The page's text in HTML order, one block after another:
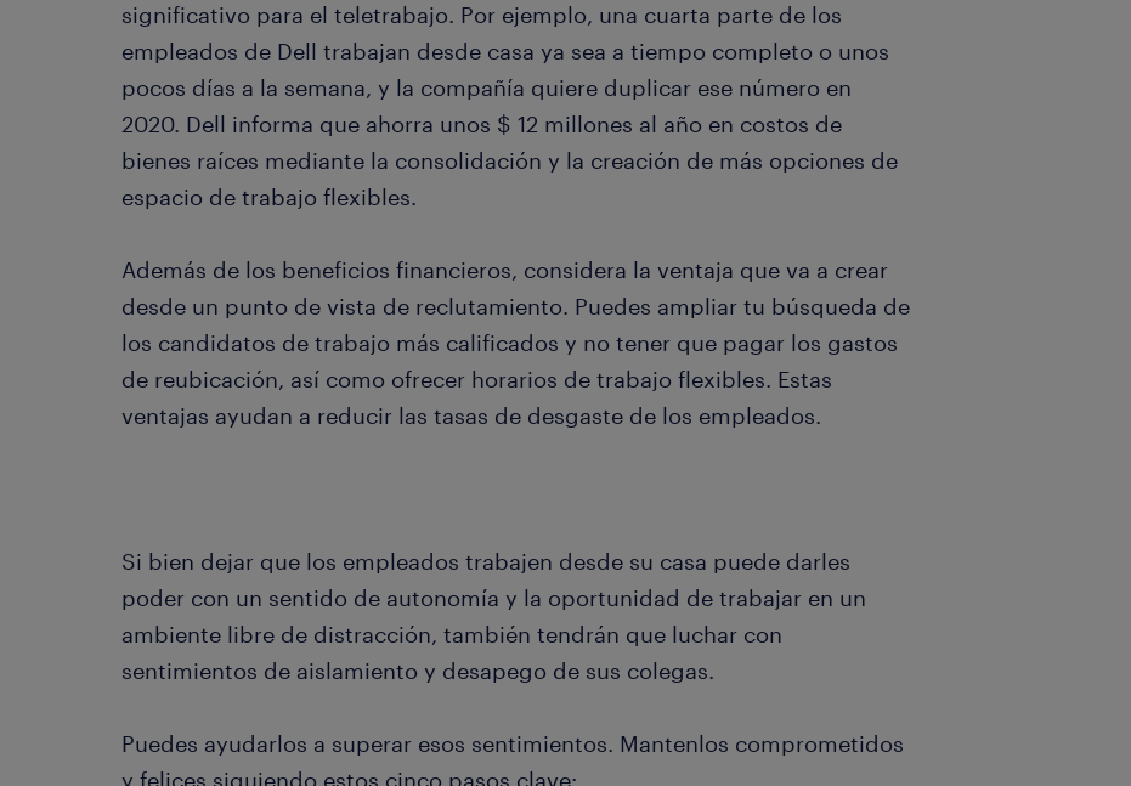
significativo para el teletrabajo. Por ejemplo, una cuarta parte de los
empleados de Dell trabajan desde casa ya sea a tiempo completo o unos
pocos días a la semana, y la compañía quiere duplicar ese número en
2020. Dell informa que ahorra unos $ 12 millones al año en costos de
bienes raíces mediante la consolidación y la creación de más opciones de
espacio de trabajo flexibles.
Además de los beneficios financieros, considera la ventaja que va a crear
desde un punto de vista de reclutamiento. Puedes ampliar tu búsqueda de
los candidatos de trabajo más calificados y no tener que pagar los gastos
de reubicación, así como ofrecer horarios de trabajo flexibles. Estas
ventajas ayudan a reducir las tasas de desgaste de los empleados.
Si bien dejar que los empleados trabajen desde su casa puede darles
poder con un sentido de autonomía y la oportunidad de trabajar en un
ambiente libre de distracción, también tendrán que luchar con
sentimientos de aislamiento y desapego de sus colegas.
Puedes ayudarlos a superar esos sentimientos. Mantenlos comprometidos
y felices siguiendo estos cinco pasos clave: